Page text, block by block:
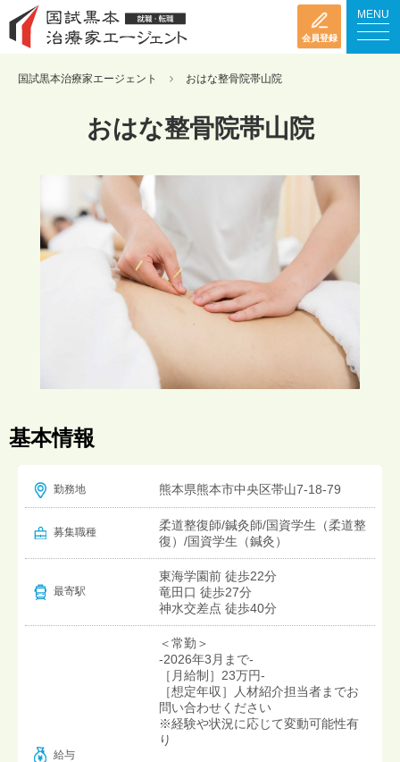
会員登録
MENU
国試黒本治療家エージェント おはな整骨院帯山院
おはな整骨院帯山院
基本情報
勤務地 熊本県熊本市中央区帯山7-18-79
募集職種
柔道整復師/鍼灸師/国資学生（柔道整
復）/国資学生（鍼灸）
最寄駅
東海学園前 徒歩22分
竜田口 徒歩27分
神水交差点 徒歩40分
給与
＜常勤＞
‐2026年3月まで‐
［月給制］23万円-
［想定年収］人材紹介担当者までお
問い合わせください
※経験や状況に応じて変動可能性有
り